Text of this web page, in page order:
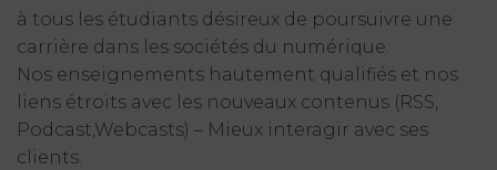
à tous les étudiants désireux de poursuivre une
carrière dans les sociétés du numérique.
Nos enseignements hautement qualifiés et nos
liens étroits avec les nouveaux contenus (RSS,
Podcast,Webcasts) – Mieux interagir avec ses
clients.